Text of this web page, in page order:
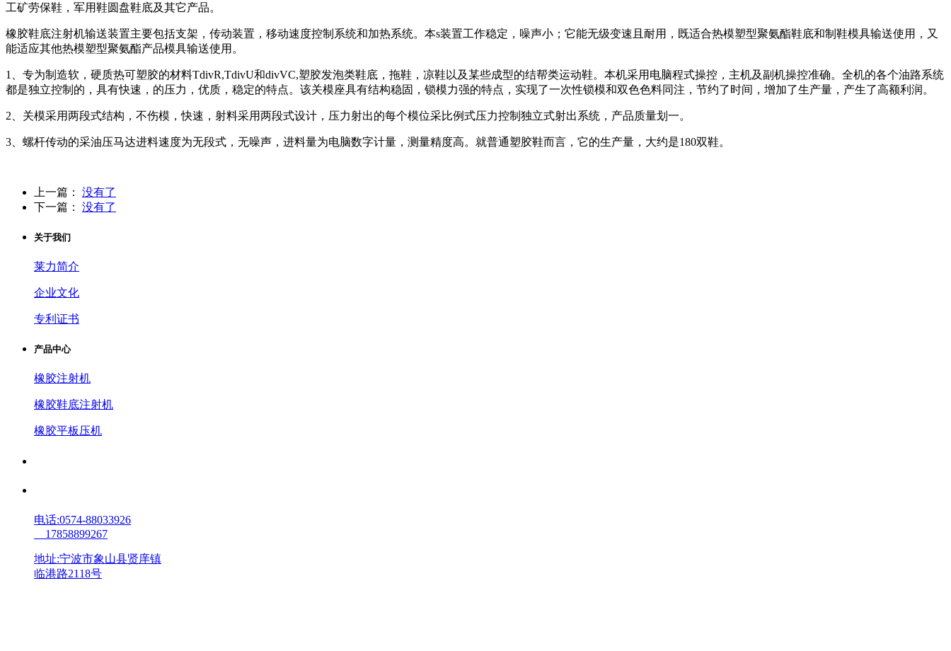
工矿劳保鞋，军用鞋圆盘鞋底及其它产品。
橡胶鞋底注射机输送装置主要包括支架，传动装置，移动速度控制系统和加热系统。本s装置工作稳定，噪声小；它能无级变速且耐用，既适合热模塑型聚氨酯鞋底和制鞋模具输送使用，又
能适应其他热模塑型聚氨酯产品模具输送使用。
1、专为制造软，硬质热可塑胶的材料TdivR,TdivU和divVC,塑胶发泡类鞋底，拖鞋，凉鞋以及某些成型的结帮类运动鞋。本机采用电脑程式操控，主机及副机操控准确。全机的各个油路系统
都是独立控制的，具有快速，的压力，优质，稳定的特点。该关模座具有结构稳固，锁模力强的特点，实现了一次性锁模和双色色料同注，节约了时间，增加了生产量，产生了高额利润。
2、关模采用两段式结构，不伤模，快速，射料采用两段式设计，压力射出的每个模位采比例式压力控制独立式射出系统，产品质量划一。
3、螺杆传动的采油压马达进料速度为无段式，无噪声，进料量为电脑数字计量，测量精度高。就普通塑胶鞋而言，它的生产量，大约是180双鞋。
上一篇：
没有了
下一篇：
没有了
关于我们
莱力简介
企业文化
专利证书
产品中心
橡胶注射机
橡胶鞋底注射机
橡胶平板压机
电话:0574-88033926
17858899267
地址:宁波市象山县贤庠镇
临港路2118号